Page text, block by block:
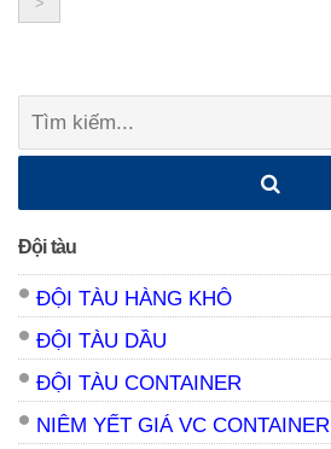
navigation
Tìm
Đội tàu
ĐỘI TÀU HÀNG KHÔ
ĐỘI TÀU DẦU
ĐỘI TÀU CONTAINER
NIÊM YẾT GIÁ VC CONTAINER